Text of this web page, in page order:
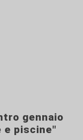
gennaio
e piscine"